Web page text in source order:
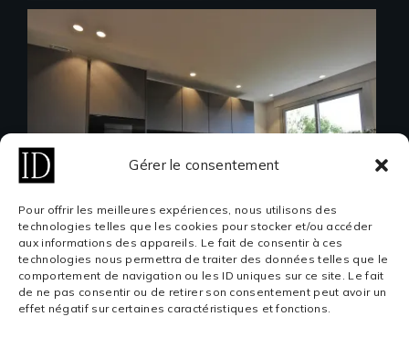
Gérer le consentement
Pour offrir les meilleures expériences, nous utilisons des
technologies telles que les cookies pour stocker et/ou accéder
aux informations des appareils. Le fait de consentir à ces
technologies nous permettra de traiter des données telles que le
comportement de navigation ou les ID uniques sur ce site. Le fait
de ne pas consentir ou de retirer son consentement peut avoir un
effet négatif sur certaines caractéristiques et fonctions.